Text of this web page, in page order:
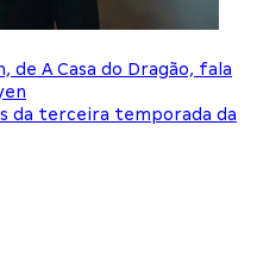
A Casa do Dragão, fala
da terceira temporada da